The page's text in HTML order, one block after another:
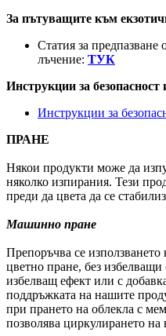
За пътуващите към
Статия за предпазване
лъчение: ТУК
Инструкции за безопасност
Инструкции за
ПРАНЕ
Някои продукти може да
няколко изпирания. Тези
преди да цвета да се
Машинно пране
Препоръчва се използването
цветно пране, без
избелващ ефект или с
поддръжката на нашите
при прането на облекла с
позволява циркулирането на